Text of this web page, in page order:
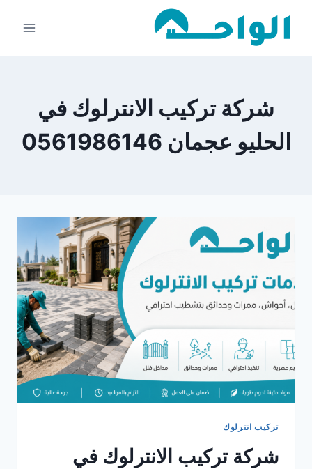
شركة تركيب الانترلوك في
الحليو عجمان 0561986146
تركيب انترلوك
شركة تركيب الانترلوك في